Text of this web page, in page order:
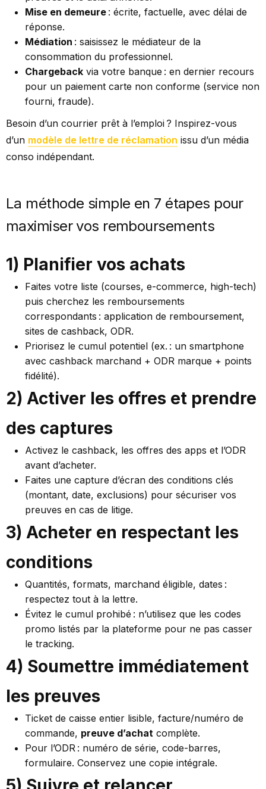
Mise en demeure : écrite, factuelle, avec délai de
réponse.
Médiation : saisissez le médiateur de la
consommation du professionnel.
Chargeback via votre banque : en dernier recours
pour un paiement carte non conforme (service non
fourni, fraude).
Besoin d’un courrier prêt à l’emploi ? Inspirez-vous
d’un modèle de lettre de réclamation issu d’un média
conso indépendant.
La méthode simple en 7 étapes pour
maximiser vos remboursements
1) Planifier vos achats
Faites votre liste (courses, e-commerce, high-tech)
puis cherchez les remboursements
correspondants : application de remboursement,
sites de cashback, ODR.
Priorisez le cumul potentiel (ex. : un smartphone
avec cashback marchand + ODR marque + points
fidélité).
2) Activer les offres et prendre
des captures
Activez le cashback, les offres des apps et l’ODR
avant d’acheter.
Faites une capture d’écran des conditions clés
(montant, date, exclusions) pour sécuriser vos
preuves en cas de litige.
3) Acheter en respectant les
conditions
Quantités, formats, marchand éligible, dates :
respectez tout à la lettre.
Évitez le cumul prohibé : n’utilisez que les codes
promo listés par la plateforme pour ne pas casser
le tracking.
4) Soumettre immédiatement
les preuves
Ticket de caisse entier lisible, facture/numéro de
commande, preuve d’achat complète.
Pour l’ODR : numéro de série, code-barres,
formulaire. Conservez une copie intégrale.